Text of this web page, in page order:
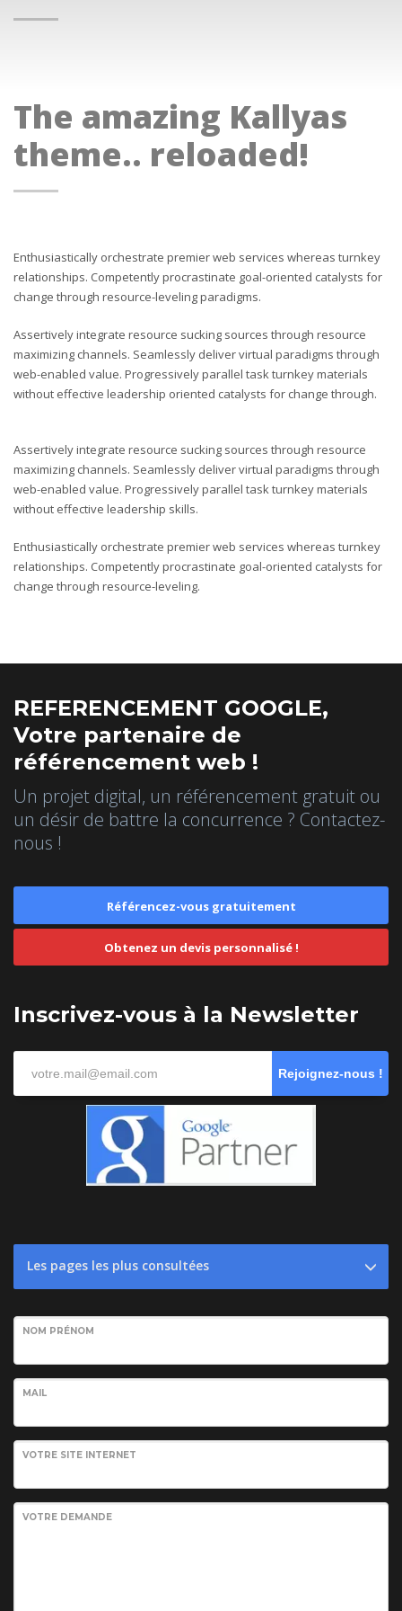
The amazing Kallyas
theme.. reloaded!
Enthusiastically orchestrate premier web services whereas turnkey
relationships. Competently procrastinate goal-oriented catalysts for
change through resource-leveling paradigms.
Assertively integrate resource sucking sources through resource
maximizing channels. Seamlessly deliver virtual paradigms through
web-enabled value. Progressively parallel task turnkey materials
without effective leadership oriented catalysts for change through.
Assertively integrate resource sucking sources through resource
maximizing channels. Seamlessly deliver virtual paradigms through
web-enabled value. Progressively parallel task turnkey materials
without effective leadership skills.
Enthusiastically orchestrate premier web services whereas turnkey
relationships. Competently procrastinate goal-oriented catalysts for
change through resource-leveling.
REFERENCEMENT GOOGLE,
Votre partenaire de
référencement web !
Un projet digital, un référencement gratuit ou
un désir de battre la concurrence ? Contactez-
nous !
Référencez-vous gratuitement
Obtenez un devis personnalisé !
Inscrivez-vous à la Newsletter
Rejoignez-nous !
Les pages les plus consultées
NOM PRÉNOM
MAIL
VOTRE SITE INTERNET
VOTRE DEMANDE